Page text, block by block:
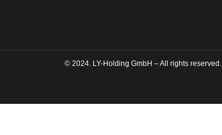
© 2024. LY-Holding GmbH – All rights reserved.